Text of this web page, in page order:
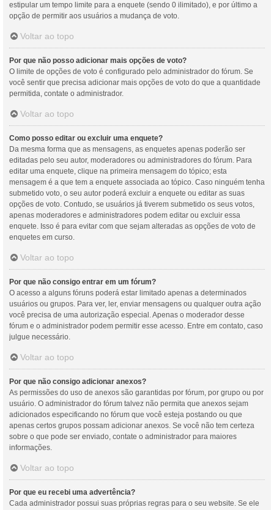
estipular um tempo limite para a enquete (sendo 0 ilimitado), e por último a
opção de permitir aos usuários a mudança de voto.
Voltar ao topo
Por que não posso adicionar mais opções de voto?
O limite de opções de voto é configurado pelo administrador do fórum. Se
você sentir que precisa adicionar mais opções de voto do que a quantidade
permitida, contate o administrador.
Voltar ao topo
Como posso editar ou excluir uma enquete?
Da mesma forma que as mensagens, as enquetes apenas poderão ser
editadas pelo seu autor, moderadores ou administradores do fórum. Para
editar uma enquete, clique na primeira mensagem do tópico; esta
mensagem é a que tem a enquete associada ao tópico. Caso ninguém tenha
submetido voto, o seu autor poderá excluir a enquete ou editar as suas
opções de voto. Contudo, se usuários já tiverem submetido os seus votos,
apenas moderadores e administradores podem editar ou excluir essa
enquete. Isso é para evitar com que sejam alteradas as opções de voto de
enquetes em curso.
Voltar ao topo
Por que não consigo entrar em um fórum?
O acesso a alguns fóruns poderá estar limitado apenas a determinados
usuários ou grupos. Para ver, ler, enviar mensagens ou qualquer outra ação
você precisa de uma autorização especial. Apenas o moderador desse
fórum e o administrador podem permitir esse acesso. Entre em contato, caso
julgue necessário.
Voltar ao topo
Por que não consigo adicionar anexos?
As permissões do uso de anexos são garantidas por fórum, por grupo ou por
usuário. O administrador do fórum talvez não permita que anexos sejam
adicionados especificando no fórum que você esteja postando ou que
apenas certos grupos possam adicionar anexos. Se você não tem certeza
sobre o que pode ser enviado, contate o administrador para maiores
informações.
Voltar ao topo
Por que eu recebi uma advertência?
Cada administrador possui suas próprias regras para o seu website. Se ele